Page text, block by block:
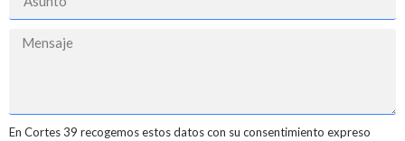
En Cortes 39 recogemos estos datos con su consentimiento expreso